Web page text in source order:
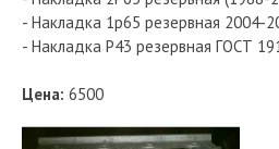
- Накладка 1р65 резервная 2004-
- Накладка Р43 резервная ГОСТ
Цена: 6500